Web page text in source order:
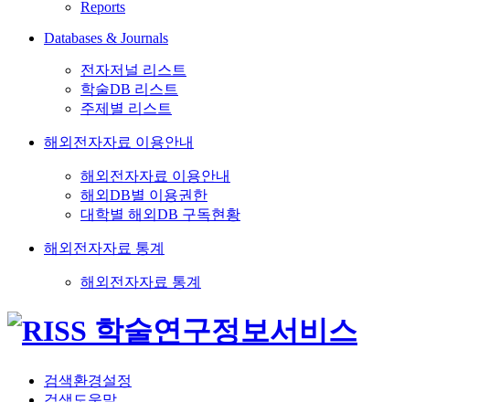
Reports
Databases & Journals
전자저널 리스트
학술DB 리스트
주제별 리스트
해외전자자료 이용안내
해외전자자료 이용안내
해외DB별 이용권한
대학별 해외DB 구독현황
해외전자자료 통계
해외전자자료 통계
검색환경설정